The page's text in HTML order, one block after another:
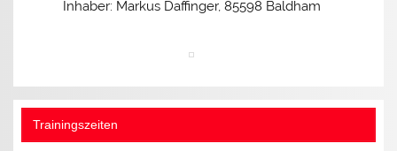
Inhaber: Markus Daffinger, 85598 Baldham
Trainingszeiten